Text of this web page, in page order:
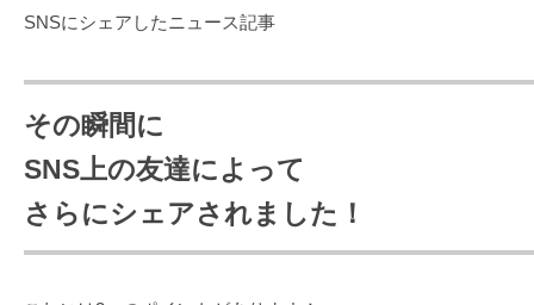
SNSにシェアしたニュース記事
その瞬間に
SNS上の友達によって
さらにシェアされました！